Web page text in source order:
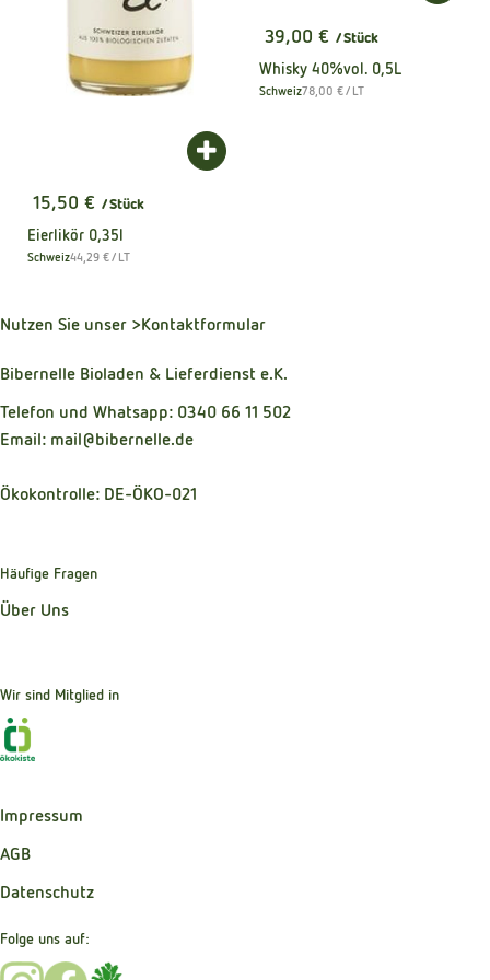
, Preis:
15,50 € / Stück
Eierlikör 0,35l
, Herkunft:
Schweiz, Referenzpreis:
44,29 €/ LT
Produkt zum Warenkorb hinzufügen
, Preis:
39,00 € / Stück
Whisky 40%vol. 0,5L
, Herkunft:
Schweiz, Referenzpreis:
78,00 €/ LT
Nutzen Sie unser >Kontaktformular
Bibernelle Bioladen & Lieferdienst e.K.
Telefon und Whatsapp: 0340 66 11 502
Email: mail@bibernelle.de
Ökokontrolle: DE-ÖKO-021
Häufige Fragen
Über Uns
Wir sind Mitglied in
Impressum
AGB
Datenschutz
Folge uns auf:
Externer Link zu https://www.instagram.com/
Externer Link zu https://www.facebook.com/